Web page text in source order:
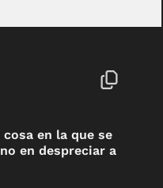
en la que se
en despreciar a